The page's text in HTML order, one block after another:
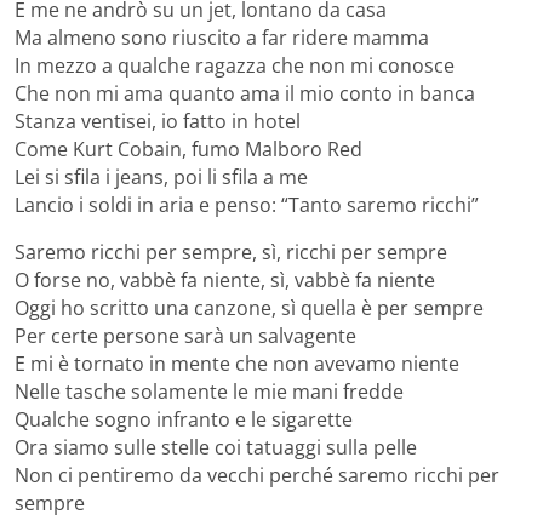
E me ne andrò su un jet, lontano da casa
Ma almeno sono riuscito a far ridere mamma
In mezzo a qualche ragazza che non mi conosce
Che non mi ama quanto ama il mio conto in banca
Stanza ventisei, io fatto in hotel
Come Kurt Cobain, fumo Malboro Red
Lei si sfila i jeans, poi li sfila a me
Lancio i soldi in aria e penso: “Tanto saremo ricchi”
Saremo ricchi per sempre, sì, ricchi per sempre
O forse no, vabbè fa niente, sì, vabbè fa niente
Oggi ho scritto una canzone, sì quella è per sempre
Per certe persone sarà un salvagente
E mi è tornato in mente che non avevamo niente
Nelle tasche solamente le mie mani fredde
Qualche sogno infranto e le sigarette
Ora siamo sulle stelle coi tatuaggi sulla pelle
Non ci pentiremo da vecchi perché saremo ricchi per
sempre